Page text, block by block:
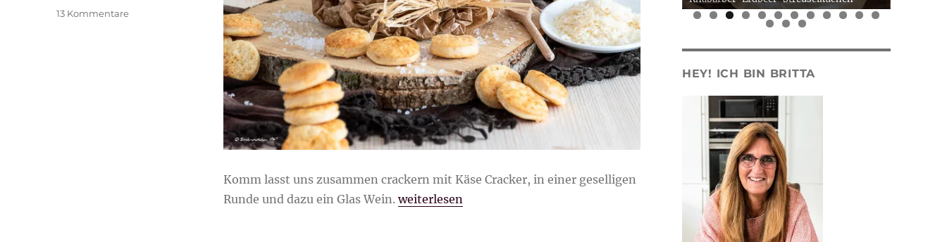
Komm lasst uns zusammen crackern mit Käse Cracker, in einer geselligen
Runde und dazu ein Glas Wein.„Käse Cracker“
weiterlesen
13 Kommentarezu
0
1 2
3 4 5
HEY! ICH BIN BRITTA